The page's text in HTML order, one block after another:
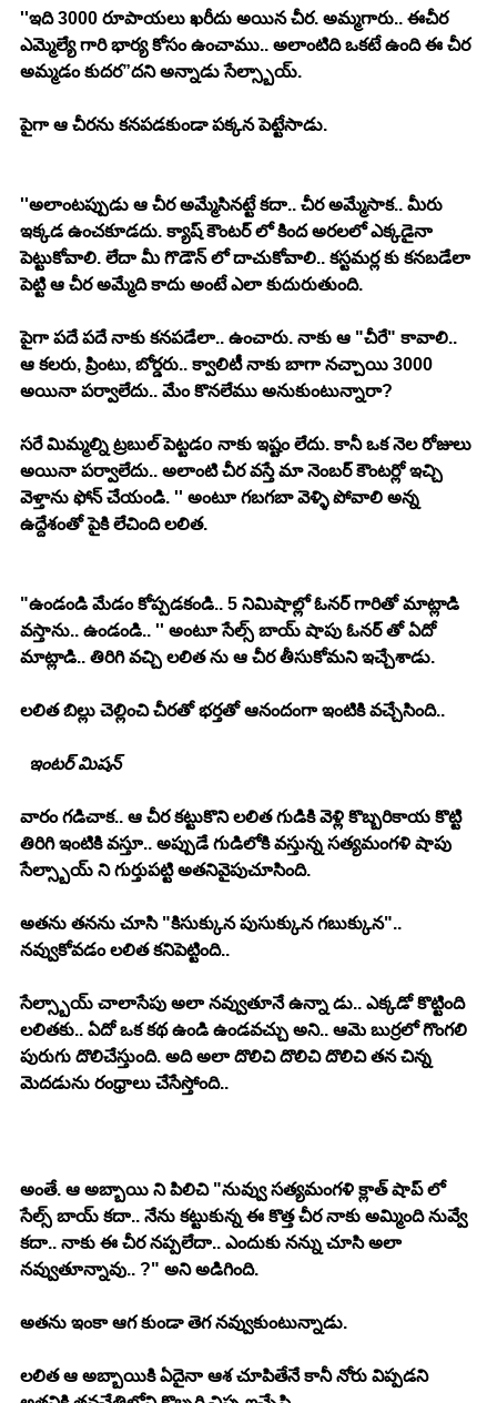
''ఇది 3000 రూపాయలు ఖరీదు అయిన చీర. అమ్మగారు.. ఈచీర
ఎమ్మెల్యే గారి భార్య కోసం ఉంచాము.. అలాంటిది ఒకటే ఉంది ఈ చీర
అమ్మడం కుదర”దని అన్నాడు సేల్స్బాయ్.
పైగా ఆ చీరను కనపడకుండా పక్కన పెట్టేసాడు.
''అలాంటప్పుడు ఆ చీర అమ్మేసినట్టే కదా.. చీర అమ్మేసాక.. మీరు
ఇక్కడ ఉంచకూడదు. క్యాష్ కౌంటర్ లో కింద అరలలో ఎక్కడైనా
పెట్టుకోవాలి. లేదా మీ గొడౌన్ లో దాచుకోవాలి.. కస్టమర్ల కు కనబడేలా
పెట్టి ఆ చీర అమ్మేది కాదు అంటే ఎలా కుదురుతుంది.
పైగా పదే పదే నాకు కనపడేలా.. ఉంచారు. నాకు ఆ "చీరే" కావాలి..
ఆ కలరు, ప్రింటు, బోర్డరు.. క్వాలిటీ నాకు బాగా నచ్చాయి 3000
అయినా పర్వాలేదు.. మేం కొనలేము అనుకుంటున్నారా?
సరే మిమ్మల్ని ట్రబుల్ పెట్టడo నాకు ఇష్టం లేదు. కానీ ఒక నెల రోజులు
అయినా పర్వాలేదు.. అలాంటి చీర వస్తే మా నెంబర్ కౌంటర్లో ఇచ్చి
వెళ్తాను ఫోన్ చేయండి. '' అంటూ గబగబా వెళ్ళి పోవాలి అన్న
ఉద్దేశంతో పైకి లేచింది లలిత.
"ఉండండి మేడం కోప్పడకండి.. 5 నిమిషాల్లో ఓనర్ గారితో మాట్లాడి
వస్తాను.. ఉండండి.. '' అంటూ సేల్స్ బాయ్ షాపు ఓనర్ తో ఏదో
మాట్లాడి.. తిరిగి వచ్చి లలిత ను ఆ చీర తీసుకోమని ఇచ్చేశాడు.
లలిత బిల్లు చెల్లించి చీరతో భర్తతో ఆనందంగా ఇంటికి వచ్చేసింది..
ఇంటర్ మిషన్
వారం గడిచాక.. ఆ చీర కట్టుకొని లలిత గుడికి వెళ్లి కొబ్బరికాయ కొట్టి
తిరిగి ఇంటికి వస్తూ.. అప్పుడే గుడిలోకి వస్తున్న సత్యమంగళి షాపు
సేల్స్బాయ్ ని గుర్తుపట్టి అతనివైపుచూసింది.
అతను తనను చూసి "కిసుక్కున పుసుక్కున గబుక్కున"..
నవ్వుకోవడం లలిత కనిపెట్టింది..
సేల్స్బాయ్ చాలాసేపు అలా నవ్వుతూనే ఉన్నా డు.. ఎక్కడో కొట్టింది
లలితకు.. ఏదో ఒక కథ ఉండి ఉండవచ్చు అని.. ఆమె బుర్రలో గొంగలి
పురుగు దొలిచేస్తుంది. అది అలా దొలిచి దొలిచి దొలిచి తన చిన్న
మెదడును రంధ్రాలు చేసేస్తోంది..
అంతే. ఆ అబ్బాయి ని పిలిచి "నువ్వు సత్యమంగళి క్లాత్ షాప్ లో
సేల్స్ బాయ్ కదా.. నేను కట్టుకున్న ఈ కొత్త చీర నాకు అమ్మింది నువ్వే
కదా.. నాకు ఈ చీర నప్పలేదా.. ఎందుకు నన్ను చూసి అలా
నవ్వుతూన్నావు.. ?" అని అడిగింది.
అతను ఇంకా ఆగ కుండా తెగ నవ్వుకుంటున్నాడు.
లలిత ఆ అబ్బాయికి ఏదైనా ఆశ చూపితేనే కానీ నోరు విప్పడని